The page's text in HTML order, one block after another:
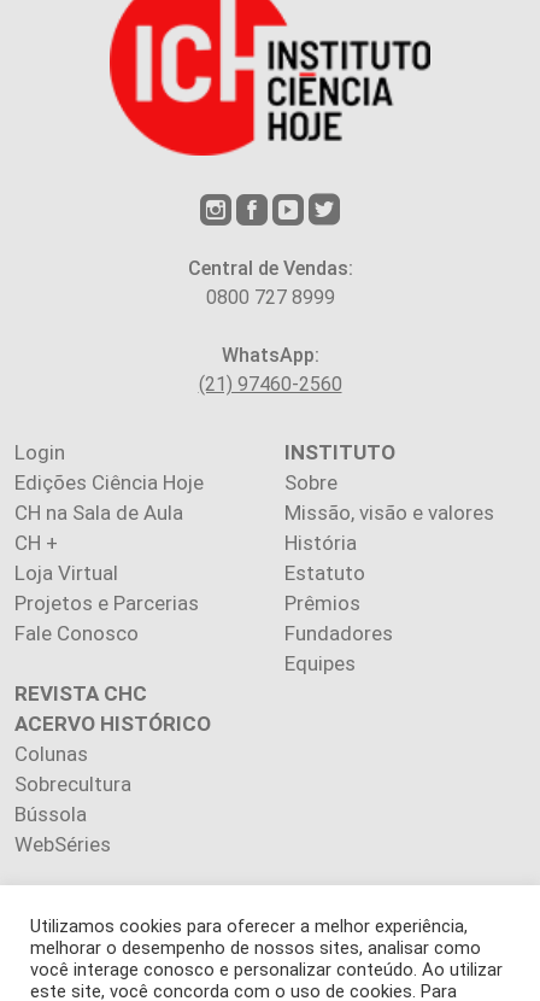
Central de Vendas:
0800 727 8999
WhatsApp:
(21) 97460-2560
Login
Edições Ciência Hoje
CH na Sala de Aula
CH +
Loja Virtual
Projetos e Parcerias
Fale Conosco
INSTITUTO
Sobre
Missão, visão e valores
História
Estatuto
Prêmios
Fundadores
Equipes
REVISTA CHC
ACERVO HISTÓRICO
Colunas
Sobrecultura
Bússola
WebSéries
Copyright 2026 INSTITUTO CIÊNCIA HOJE. Todos os direitos
reservados.
Utilizamos cookies para oferecer a melhor experiência,
melhorar o desempenho de nossos sites, analisar como
você interage conosco e personalizar conteúdo. Ao utilizar
este site, você concorda com o uso de cookies. Para